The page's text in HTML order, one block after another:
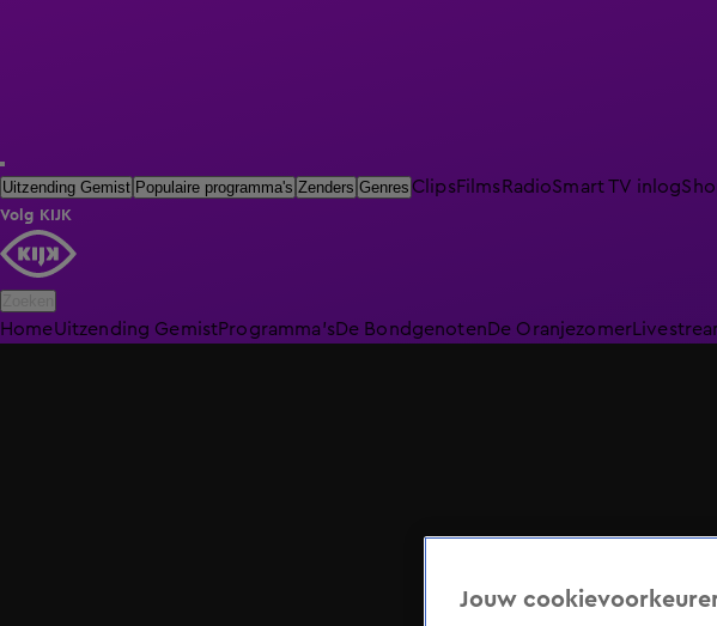
Uitzending Gemist Populaire programma's Zenders Genres ClipsFilmsRadioSmart TV inlog
Volg KIJK
HomeUitzending GemistProgramma'sDe BondgenotenDe Oranjezomer
Jouw